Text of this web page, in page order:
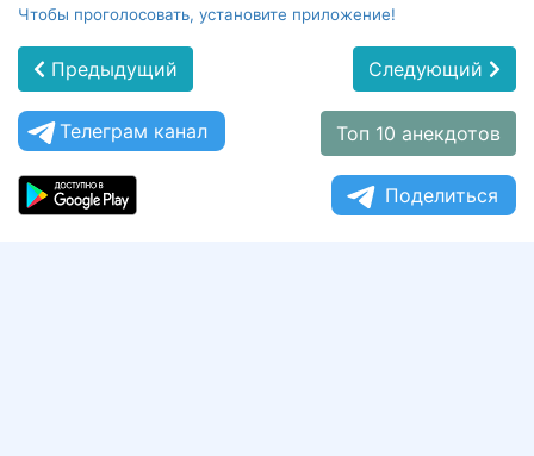
Чтобы проголосовать, установите приложение!
Предыдущий Следующий
Телеграм канал Топ 10 анекдотов
Поделиться